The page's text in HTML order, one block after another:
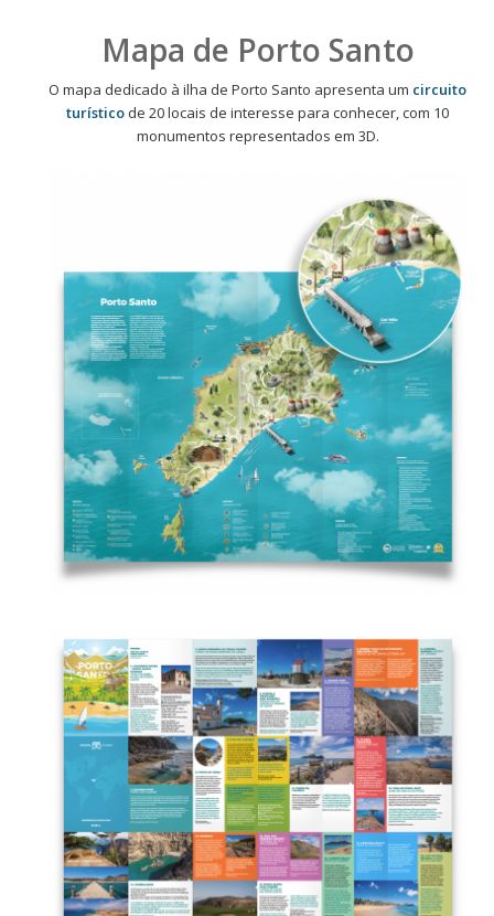
Mapa de Porto Santo
O mapa dedicado à ilha de Porto Santo apresenta um circuito
turístico de 20 locais de interesse para conhecer, com 10
monumentos representados em 3D.